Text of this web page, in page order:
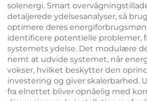
solenergi. Smart
detaljerede ydelsesanalyser, så
optimere deres
identificere potentielle problemer,
systemets ydelse. Det modulære
nemt at udvide systemet, når
vokser, hvilket beskytter den
investering og giver skalerbarhed.
fra elnettet bliver opnåelig med